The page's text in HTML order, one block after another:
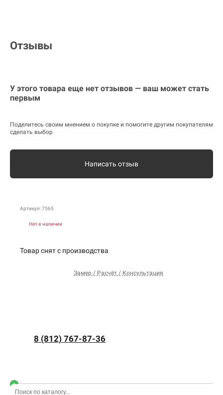
Отзывы
У этого товара еще нет отзывов — ваш может стать
первым
Поделитесь своим мнением о покупке и помогите другим покупателям
сделать выбор
Написать отзыв
Артикул: 7565
Нет в наличии
Товар снят с производства
Замер / Расчёт / Консультация
8 (812) 767-87-36
0